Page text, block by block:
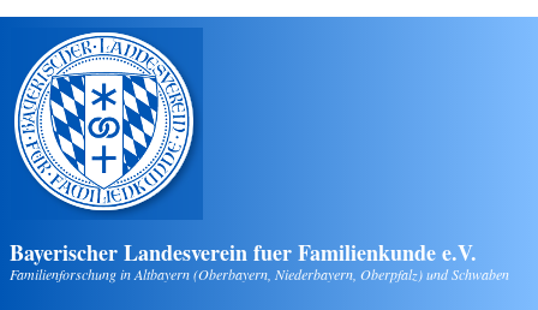
Direkt zum Inhalt
Bayerischer Landesverein fuer Familienkunde e.V.
Familienforschung in Altbayern (Oberbayern, Niederbayern, Oberpfalz) und Schwaben